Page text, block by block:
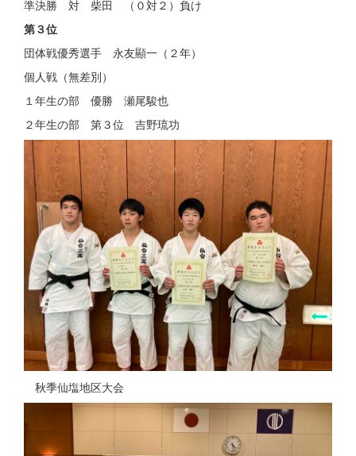
準決勝 対 柴田 （０対２）負け
第３位
団体戦優秀選手 永友顯一（２年）
個人戦（無差別）
１年生の部 優勝 瀬尾駿也
２年生の部 第３位 吉野琉功
秋季仙塩地区大会